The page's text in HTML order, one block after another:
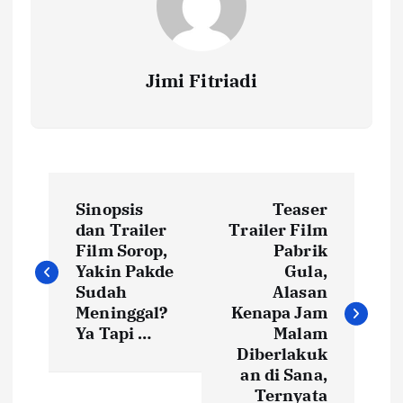
Jimi Fitriadi
s
Sinopsis
dan Trailer
Film Sorop,
Yakin Pakde
Sudah
Meninggal?
Ya Tapi …
Teaser
Trailer Film
Pabrik
Gula,
Alasan
Kenapa Jam
Malam
Diberlakuk
an di Sana,
Ternyata